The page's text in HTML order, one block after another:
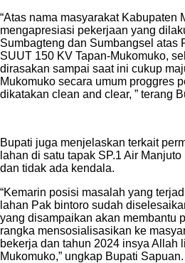
“Atas nama masyarakat Kabupaten
mengapresiasi pekerjaan yang
Sumbagteng dan Sumbangsel atas
SUUT 150 KV Tapan-Mukomuko,
dirasakan sampai saat ini cukup
Mukomuko secara umum proggres
dikatakan clean and clear, ” terang
Bupati juga menjelaskan terkait
lahan di satu tapak SP.1 Air
dan tidak ada kendala.
“Kemarin posisi masalah yang
lahan Pak bintoro sudah
yang disampaikan akan membantu
rangka mensosialisasikan ke
bekerja dan tahun 2024 insya Allah
Mukomuko,” ungkap Bupati Sapuan.